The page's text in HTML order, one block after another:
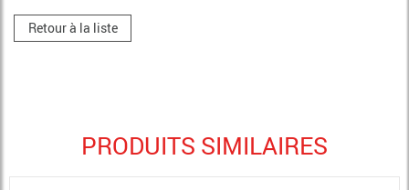
Retour à la liste
PRODUITS SIMILAIRES